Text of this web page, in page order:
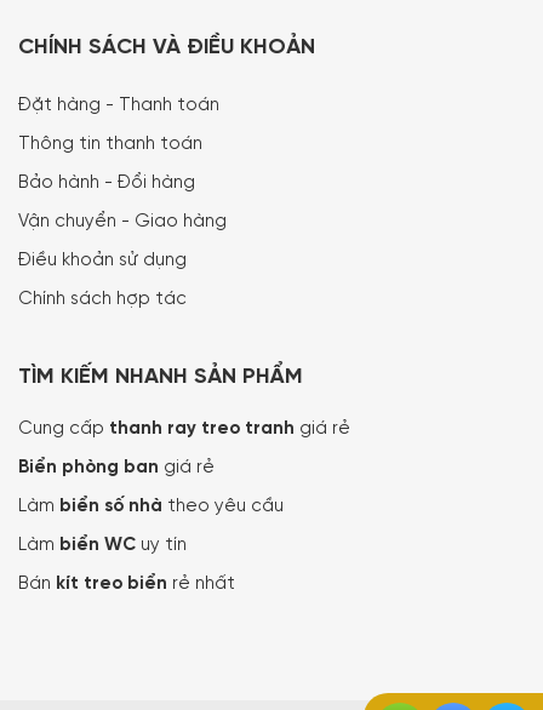
CHÍNH SÁCH VÀ ĐIỀU KHOẢN
Đặt hàng - Thanh toán
Thông tin thanh toán
Bảo hành - Đổi hàng
Vận chuyển - Giao hàng
Điều khoản sử dụng
Chính sách hợp tác
TÌM KIẾM NHANH SẢN PHẨM
Cung cấp thanh ray treo tranh giá rẻ
Biển phòng ban giá rẻ
Làm biển số nhà theo yêu cầu
Làm biển WC uy tín
Bán kít treo biển rẻ nhất